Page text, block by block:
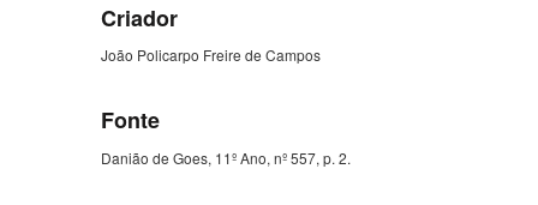
Criador
João Policarpo Freire de Campos
Fonte
Danião de Goes, 11º Ano, nº 557, p. 2.